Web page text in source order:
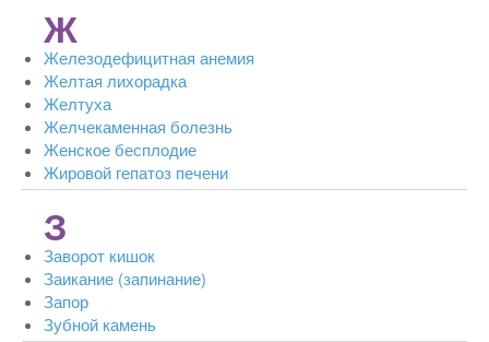
Ж
Железодефицитная анемия
Желтая лихорадка
Желтуха
Желчекаменная болезнь
Женское бесплодие
Жировой гепатоз печени
З
Заворот кишок
Заикание (запинание)
Запор
Зубной камень